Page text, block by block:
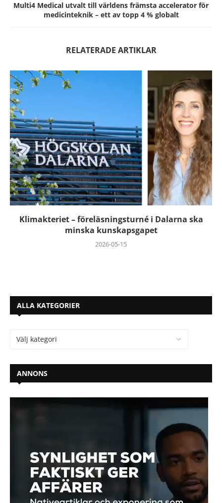
Multi4 Medical utvalt till världens främsta accelerator för
medicinteknik – ett av topp 4 % globalt
RELATERADE ARTIKLAR
Klimakteriet – föreläsningsturné i Dalarna ska
minska kunskapsgapet
2026-05-15
ALLA KATEGORIER
ANNONS